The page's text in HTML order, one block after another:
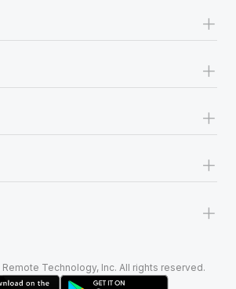
+
+
+
+
+
Technology, Inc. All rights reserved.